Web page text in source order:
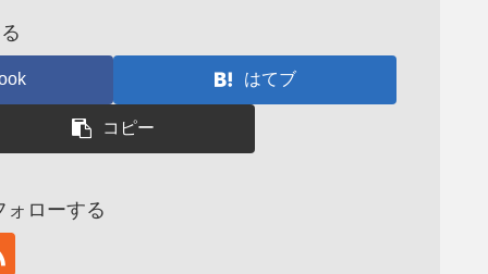
はてブ
コピー
ォローする